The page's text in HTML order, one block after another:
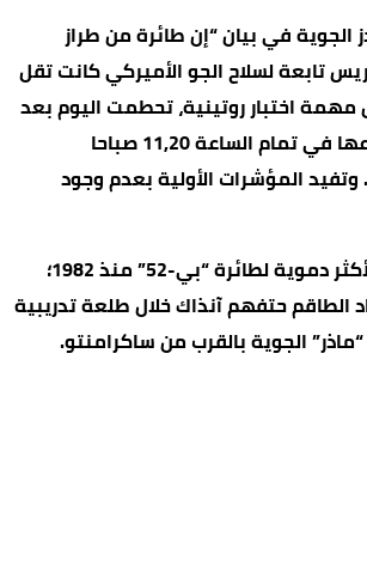
الجوية في بيان “إن طائرة من طراز
تابعة لسلاح الجو الأميركي كانت تقل
اختبار روتينية، تحطمت اليوم بعد
وقت قصير من إقلاعها في تمام الساعة 11,20 صباحا
المؤشرات الأولية بعدم وجود
ويُعد هذا الحادث الأكثر دموية لطائرة “بي-52” منذ 1982؛
من أفراد الطاقم حتفهم آنذاك خلال طلعة تدريبية
الجوية بالقرب من ساكرامنتو.